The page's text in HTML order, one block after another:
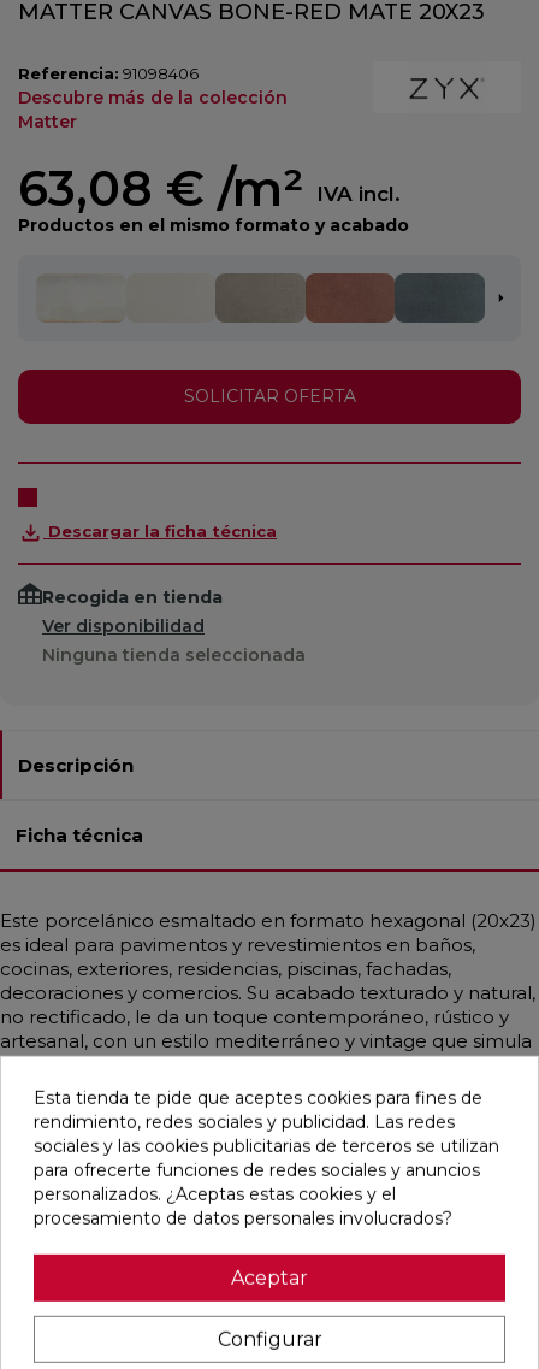
MATTER CANVAS BONE-RED MATE 20X23
Referencia: 91098406
Descubre más de la colección
Matter
63,08 € /m² IVA incl.
Productos en el mismo formato y acabado
SOLICITAR OFERTA
Descargar la ficha técnica
Recogida en tienda
Ver disponibilidad
Ninguna tienda seleccionada
Descripción
Ficha técnica
Este porcelánico esmaltado en formato hexagonal (20x23)
es ideal para pavimentos y revestimientos en baños,
cocinas, exteriores, residencias, piscinas, fachadas,
decoraciones y comercios. Su acabado texturado y natural,
no rectificado, le da un toque contemporáneo, rústico y
artesanal, con un estilo mediterráneo y vintage que simula
monocolor y barro en tonos hueso, crema, rojo y
multicolor. Cada caja incluye 26 diseños diferentes que se
pueden combinar de manera alterna. El ancho se mide
como la diagonal del hexágono, mientras que el largo es el
doble de la apotema del hexágono.
Pensamos que te puede interesar
favorite
Esta tienda te pide que aceptes cookies para fines de
rendimiento, redes sociales y publicidad. Las redes
sociales y las cookies publicitarias de terceros se utilizan
para ofrecerte funciones de redes sociales y anuncios
personalizados. ¿Aceptas estas cookies y el
procesamiento de datos personales involucrados?
Aceptar
Configurar